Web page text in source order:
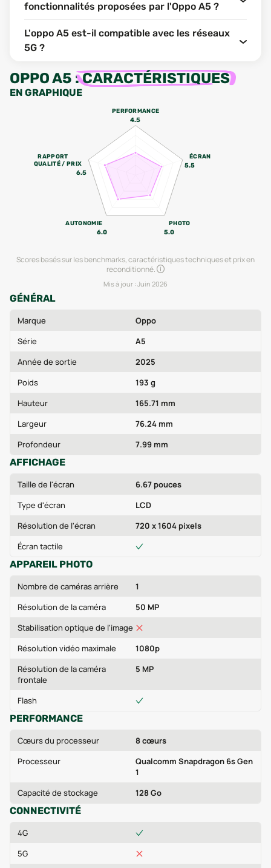
fonctionnalités proposées par l'Oppo A5 ?
L'oppo A5 est-il compatible avec les réseaux
5G ?
OPPO A5 :CARACTÉRISTIQUES
EN GRAPHIQUE
PERFORMANCE
4.5
ÉCRAN
5.5
PHOTO
5.0
AUTONOMIE
6.0
RAPPORT
QUALITÉ / PRIX
6.5
Scores basés sur les benchmarks, caractéristiques techniques et prix en
reconditionné.
Mis à jour : Juin 2026
GÉNÉRAL
Marque
Oppo
Série
A5
Année de sortie
2025
Poids
193 g
Hauteur
165.71 mm
Largeur
76.24 mm
Profondeur
7.99 mm
AFFICHAGE
Taille de l'écran
6.67 pouces
Type d'écran
LCD
Résolution de l'écran
720 x 1604 pixels
Écran tactile
APPAREIL PHOTO
Nombre de caméras arrière
1
Résolution de la caméra
50 MP
Stabilisation optique de l'image
Résolution vidéo maximale
1080p
Résolution de la caméra
frontale
5 MP
Flash
PERFORMANCE
Cœurs du processeur
8 cœurs
Processeur
Qualcomm Snapdragon 6s Gen
1
Capacité de stockage
128 Go
CONNECTIVITÉ
4G
5G